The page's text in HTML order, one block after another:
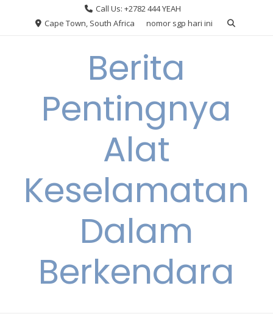
Call Us: +2782 444 YEAH
Cape Town, South Africa
nomor sgp hari ini
Berita
Pentingnya
Alat
Keselamatan
Dalam
Berkendara